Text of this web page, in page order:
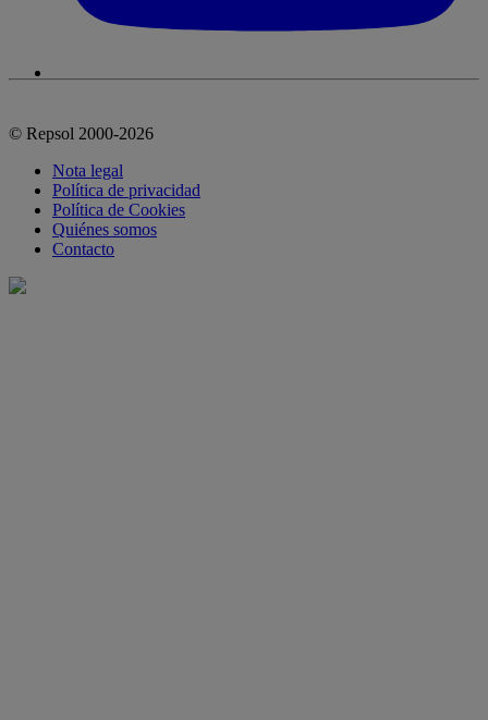
© Repsol 2000-2026
Nota legal
Política de privacidad
Política de Cookies
Quiénes somos
Contacto